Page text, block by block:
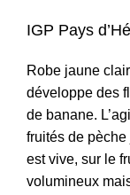
IGP Pays
Robe jaune
développe des
de banane.
fruités de
est vive, sur le
volumineux